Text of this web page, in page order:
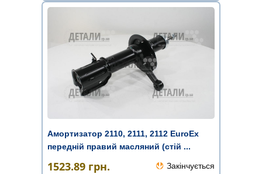
Амортизатор 2110, 2111, 2112 EuroEx
передній правий масляний (стій ...
1523.89 грн. Закінчується